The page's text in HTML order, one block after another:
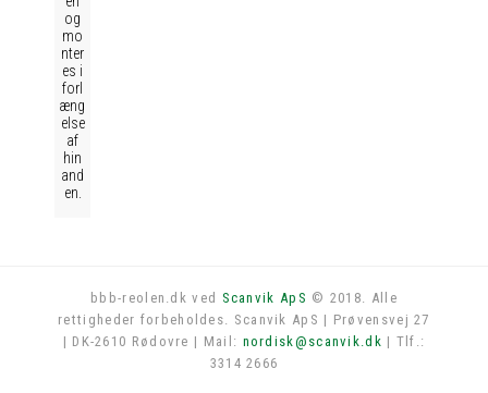
og
mo
nter
es i
forl
æng
else
af
hin
and
en.
bbb-reolen.dk ved Scanvik ApS © 2018. Alle
rettigheder forbeholdes. Scanvik ApS | Prøvensvej 27
| DK-2610 Rødovre | Mail: nordisk@scanvik.dk | Tlf.:
3314 2666
Log in